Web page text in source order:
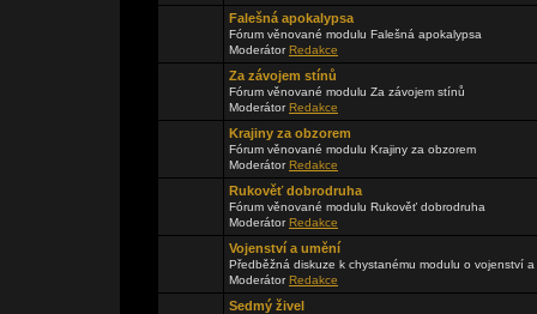
Falešná apokalypsa
Fórum věnované modulu Falešná apokalypsa
ModerátorRedakce
Za závojem stínů
Fórum věnované modulu Za závojem stínů
ModerátorRedakce
Krajiny za obzorem
Fórum věnované modulu Krajiny za obzorem
ModerátorRedakce
Rukověť dobrodruha
Fórum věnované modulu Rukověť dobrodruha
ModerátorRedakce
Vojenství a umění
Předběžná diskuze k chystanému modulu o vojenství
ModerátorRedakce
Sedmý živel